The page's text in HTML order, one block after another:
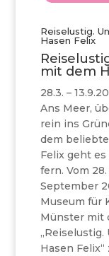
Reiselustig.
Hasen Felix
mit dem
28.3. –
Ans Meer,
rein ins
dem
Felix geht
fern. Vom
September
Museum für
Münster mit
Hasen